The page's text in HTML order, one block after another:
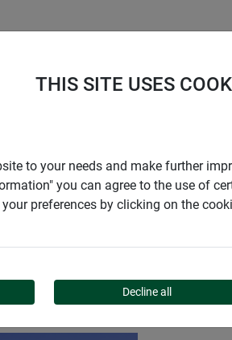
THIS SITE USES
to your needs and make further
you can agree to the use of
preferences by clicking on the
Decline all